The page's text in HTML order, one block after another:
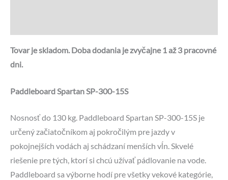
Tovar je skladom. Doba dodania je zvyčajne 1 až 3 pracovné
dni.
Paddleboard Spartan SP-300-15S
Nosnosť do 130 kg. Paddleboard Spartan SP-300-15S je
určený začiatočníkom aj pokročilým pre jazdy v
pokojnejších vodách aj schádzaní menších vĺn. Skvelé
riešenie pre tých, ktorí si chcú užívať pádlovanie na vode.
Paddleboard sa výborne hodí pre všetky vekové kategórie,